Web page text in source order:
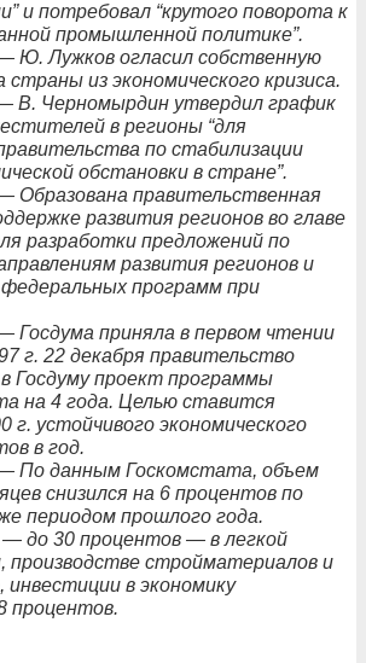
и потребовал “крутого поворота к
промышленной политике”.
— Ю. Лужков огласил собственную
из экономического кризиса.
— В. Черномырдин утвердил график
в регионы “для
по стабилизации
обстановки в стране”.
— Образована правительственная
развития регионов во главе
разработки предложений по
развития регионов и
программ при
Госдума приняла в первом чтении
г. 22 декабря правительство
Госдуму проект программы
на 4 года. Целью ставится
г. устойчивого экономического
в год.
— По данным Госкомстата, объем
снизился на 6 процентов по
периодом прошлого года.
до 30 процентов — в легкой
стройматериалов и
инвестиции в экономику
процентов.